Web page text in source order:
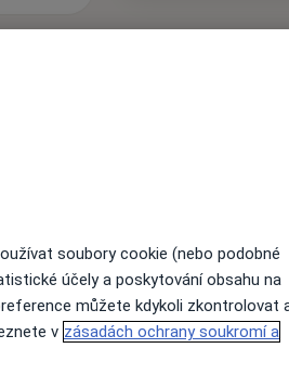
soubory cookie (nebo podobné
účely a poskytování obsahu na
můžete kdykoli zkontrolovat
v zásadách ochrany soukromí a